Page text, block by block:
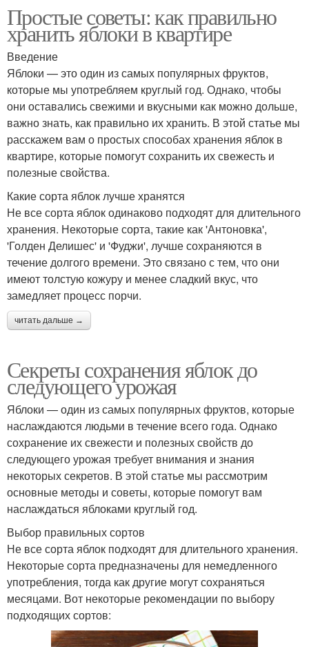
Простые советы: как правильно
хранить яблоки в квартире
Введение
Яблоки — это один из самых популярных фруктов,
которые мы употребляем круглый год. Однако, чтобы
они оставались свежими и вкусными как можно дольше,
важно знать, как правильно их хранить. В этой статье мы
расскажем вам о простых способах хранения яблок в
квартире, которые помогут сохранить их свежесть и
полезные свойства.
Какие сорта яблок лучше хранятся
Не все сорта яблок одинаково подходят для длительного
хранения. Некоторые сорта, такие как 'Антоновка',
'Голден Делишес' и 'Фуджи', лучше сохраняются в
течение долгого времени. Это связано с тем, что они
имеют толстую кожуру и менее сладкий вкус, что
замедляет процесс порчи.
читать дальше →
Секреты сохранения яблок до
следующего урожая
Яблоки — один из самых популярных фруктов, которые
наслаждаются людьми в течение всего года. Однако
сохранение их свежести и полезных свойств до
следующего урожая требует внимания и знания
некоторых секретов. В этой статье мы рассмотрим
основные методы и советы, которые помогут вам
наслаждаться яблоками круглый год.
Выбор правильных сортов
Не все сорта яблок подходят для длительного хранения.
Некоторые сорта предназначены для немедленного
употребления, тогда как другие могут сохраняться
месяцами. Вот некоторые рекомендации по выбору
подходящих сортов: